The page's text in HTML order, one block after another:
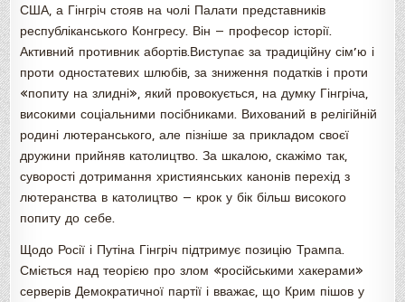
США, а Гінгріч стояв на чолі Палати представників
республіканського Конгресу. Він — професор історії.
Активний противник абортів.Виступає за традиційну сім’ю і
проти одностатевих шлюбів, за зниження податків і проти
«попиту на злидні», який провокується, на думку Гінгріча,
високими соціальними посібниками. Вихований в релігійній
родині лютеранського, але пізніше за прикладом своєї
дружини прийняв католицтво. За шкалою, скажімо так,
суворості дотримання християнських канонів перехід з
лютеранства в католицтво — крок у бік більш високого
попиту до себе.
Щодо Росії і Путіна Гінгріч підтримує позицію Трампа.
Сміється над теорією про злом «російськими хакерами»
серверів Демократичної партії і вважає, що Крим пішов у